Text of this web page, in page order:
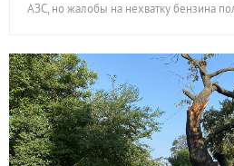
АЗС, но жалобы на нехватку бензина